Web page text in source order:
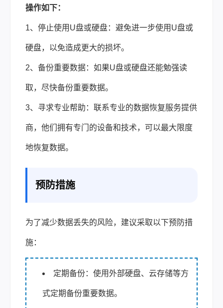
操作如下：
1、停止使用U盘或硬盘：避免进一步使用U盘或
硬盘，以免造成更大的损坏。
2、备份重要数据：如果U盘或硬盘还能勉强读
取，尽快备份重要数据。
3、寻求专业帮助：联系专业的数据恢复服务提供
商，他们拥有专门的设备和技术，可以最大限度
地恢复数据。
预防措施
为了减少数据丢失的风险，建议采取以下预防措
施：
定期备份：使用外部硬盘、云存储等方
式定期备份重要数据。